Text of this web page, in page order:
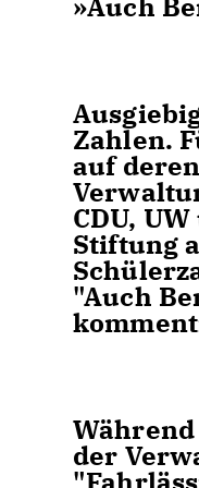
Zahlen.
auf
CDU,
Stiftung
"Auch
der